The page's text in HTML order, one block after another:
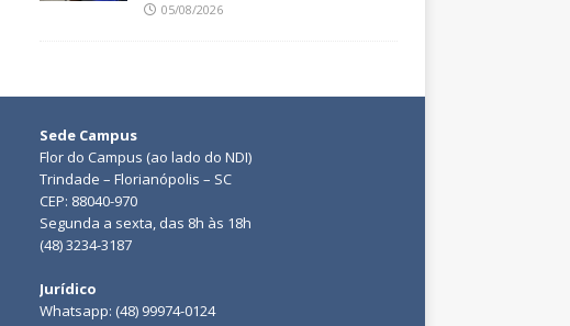
05/08/2026
Sede Campus
Flor do Campus (ao lado do NDI)
Trindade – Florianópolis – SC
CEP: 88040-970
Segunda a sexta, das 8h às 18h
(48) 3234-3187
Jurídico
Whatsapp: (48) 99974-0124